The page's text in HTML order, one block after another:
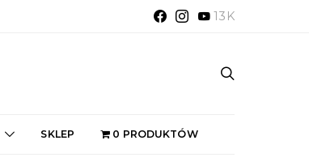
13K
SKLEP 0 PRODUKTÓW